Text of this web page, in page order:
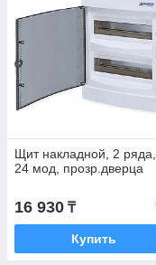
Щит накладной, 2 ряда,
24 мод, прозр.дверца
16 930 ₸
Купить